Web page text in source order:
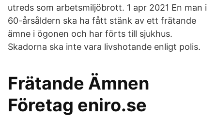
utreds som arbetsmiljöbrott. 1 apr 2021 En man i
60-årsåldern ska ha fått stänk av ett frätande
ämne i ögonen och har förts till sjukhus.
Skadorna ska inte vara livshotande enligt polis.
Frätande Ämnen
Företag eniro.se